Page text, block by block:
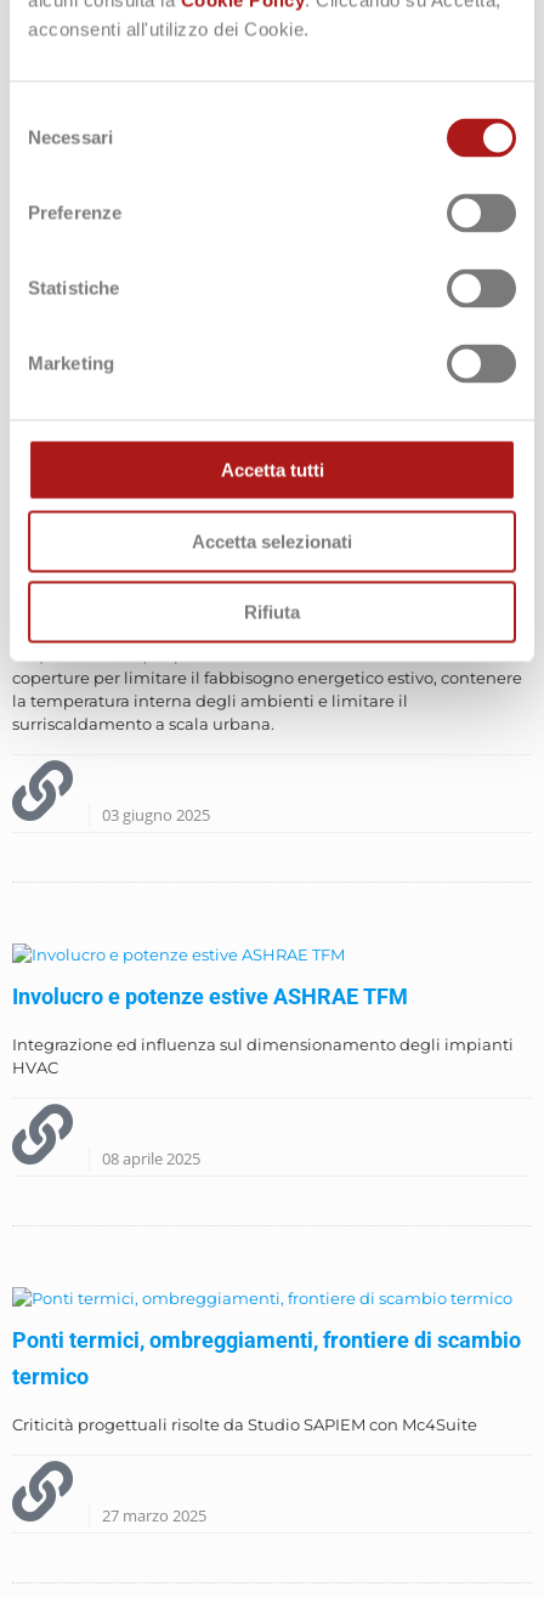
acconsenti all'utilizzo dei Cookie.
delNecessari
Preferenze
Statistiche
Marketing
Accetta tutti
Accetta selezionati
Rifiuta
In fase di redazione della relazione tecnica di Legge 10, il Decreto
verifica della
09 giugno 2025
Legge 10: come verificare la riflettanza solare in
copertura
coperture per limitare il fabbisogno energetico estivo, contenere
la temperatura interna degli ambienti e limitare il
surriscaldamento a scala urbana.
03 giugno 2025
Involucro e potenze estive ASHRAE TFM
Integrazione ed influenza sul dimensionamento degli impianti
HVAC
08 aprile 2025
Ponti termici, ombreggiamenti, frontiere di scambio
termico
Criticità progettuali risolte da Studio SAPIEM con Mc4Suite
27 marzo 2025